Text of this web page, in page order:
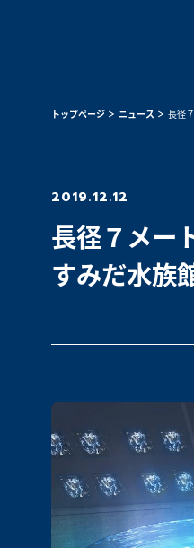
トップページ ニュース 長径
2019.12.12
長径７メー
すみだ水族